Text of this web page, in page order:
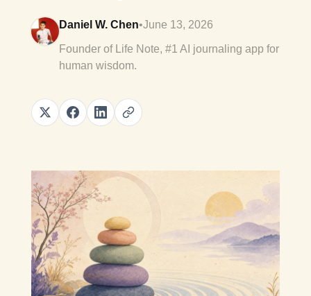
Daniel W. Chen•June 13, 2026
Founder of Life Note, #1 AI journaling app for
human wisdom.